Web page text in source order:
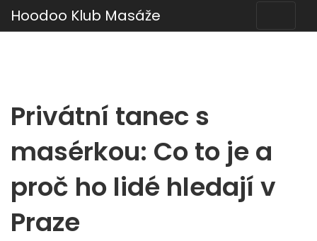
Hoodoo Klub Masáže
Privátní tanec s
masérkou: Co to je a
proč ho lidé hledají v
Praze